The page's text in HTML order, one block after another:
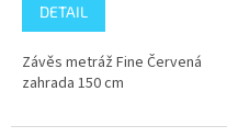
DETAIL
Závěs metráž Fine Červená
zahrada 150 cm